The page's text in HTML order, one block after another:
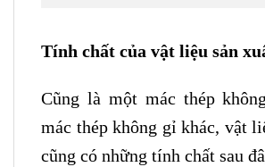
Tính chất của vật liệu sản
Cũng là một mác thép
mác thép không gỉ khác, vật
cũng có những tính chất sau